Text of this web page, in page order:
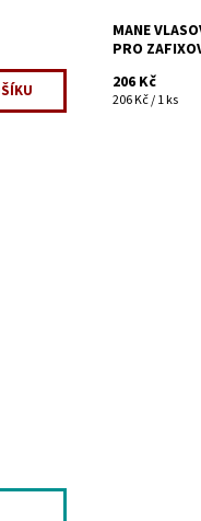
MANE
PRO
206 Kč
206 Kč / 1 ks